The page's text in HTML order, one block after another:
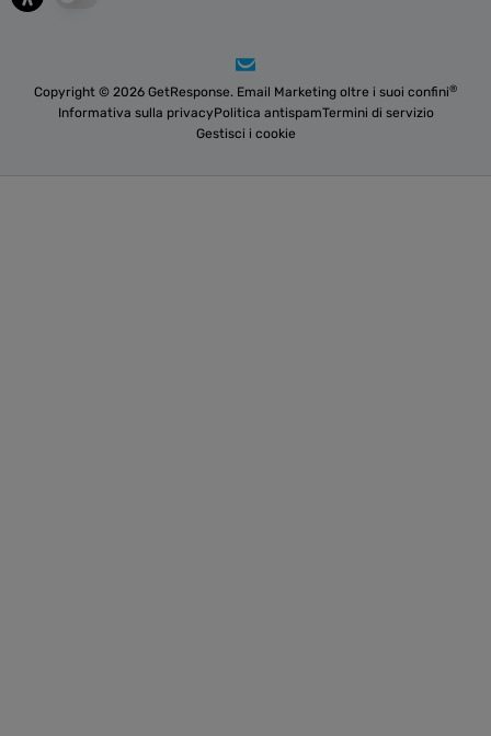
Copyright © 2026 GetResponse. Email Marketing oltre i suoi confini®
Informativa sulla privacyPolitica antispamTermini di servizio
Gestisci i cookie